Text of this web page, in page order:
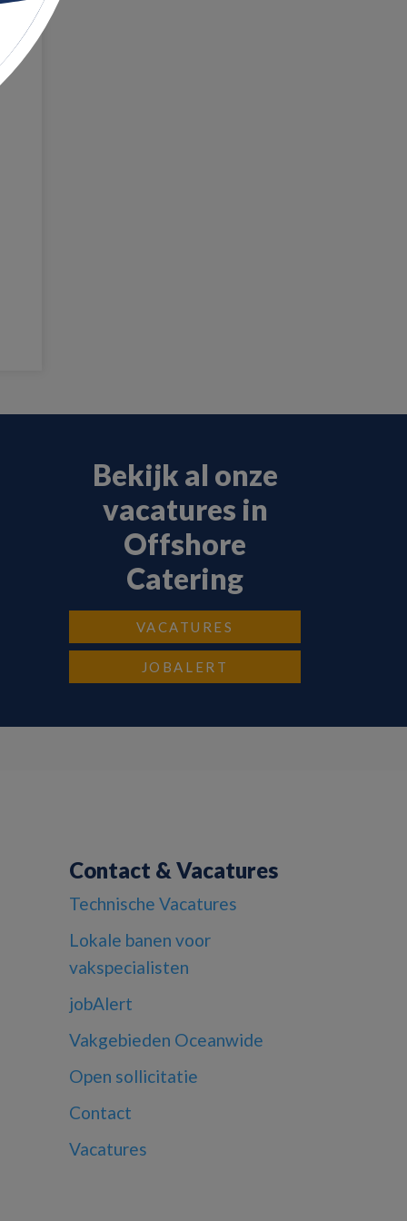
Bekijk al onze
vacatures in
Offshore
Catering
VACATURES
JOBALERT
Contact & Vacatures
Technische Vacatures
Lokale banen voor
vakspecialisten
jobAlert
Vakgebieden Oceanwide
Open sollicitatie
Contact
Vacatures